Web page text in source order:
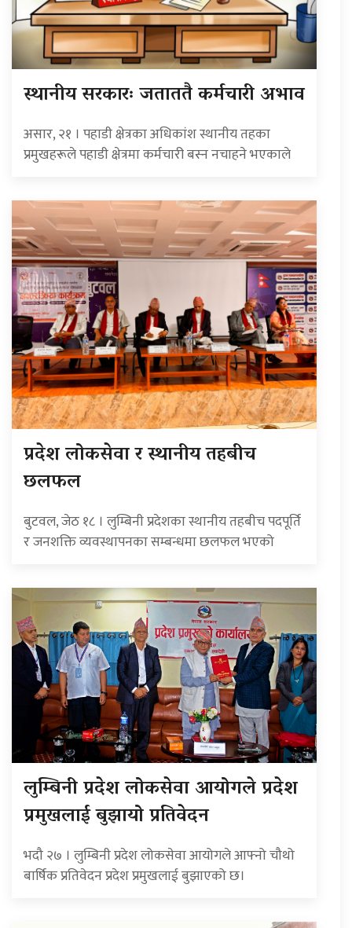
स्थानीय सरकारः जताततै कर्मचारी अभाव
असार, २१ । पहाडी क्षेत्रका अधिकांश स्थानीय तहका
प्रमुखहरूले पहाडी क्षेत्रमा कर्मचारी बस्न नचाहने भएकाले
प्रदेश लोकसेवा र स्थानीय तहबीच
छलफल
बुटवल, जेठ १८ । लुम्बिनी प्रदेशका स्थानीय तहबीच पदपूर्ति
र जनशक्ति व्यवस्थापनका सम्बन्धमा छलफल भएको
लुम्बिनी प्रदेश लोकसेवा आयोगले प्रदेश
प्रमुखलाई बुझायो प्रतिवेदन
भदौ २७ । लुम्बिनी प्रदेश लोकसेवा आयोगले आफ्नो चौथो
बार्षिक प्रतिवेदन प्रदेश प्रमुखलाई बुझाएको छ।